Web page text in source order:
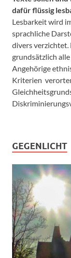
dafür flüssig
Lesbarkeit wird
sprachliche
divers verzichtet.
grundsätzlich
Angehörige
Kriterien
GEGENLICHT